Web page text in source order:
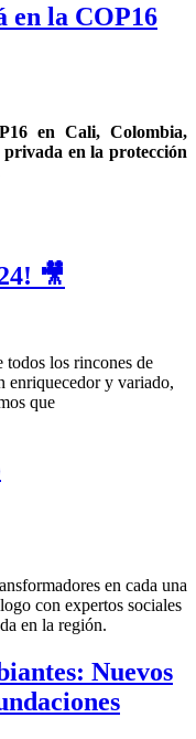
la COP16
en Cali, Colombia,
privada en la protección
🎥
todos los rincones de
enriquecedor y variado,
que
en cada una
con expertos sociales
en la región.
Nuevos